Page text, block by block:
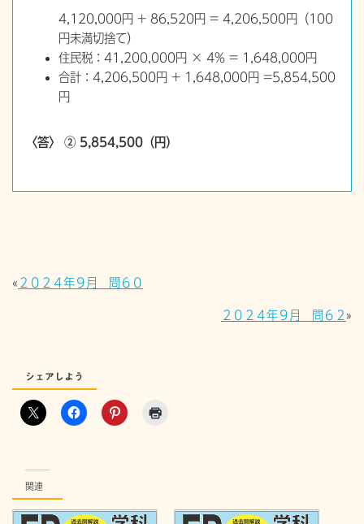
4,120,000円 + 86,520円 = 4,206,500円（100
円未満切捨て）
住民税：41,200,000円 × 4% = 1,648,000円
合計：4,206,500円 + 1,648,000円 =5,854,500
円
〈答〉 ② 5,854,500（円）
« ２０２４年９月 問６０
２０２４年９月 問６２ »
シェアしよう
関連